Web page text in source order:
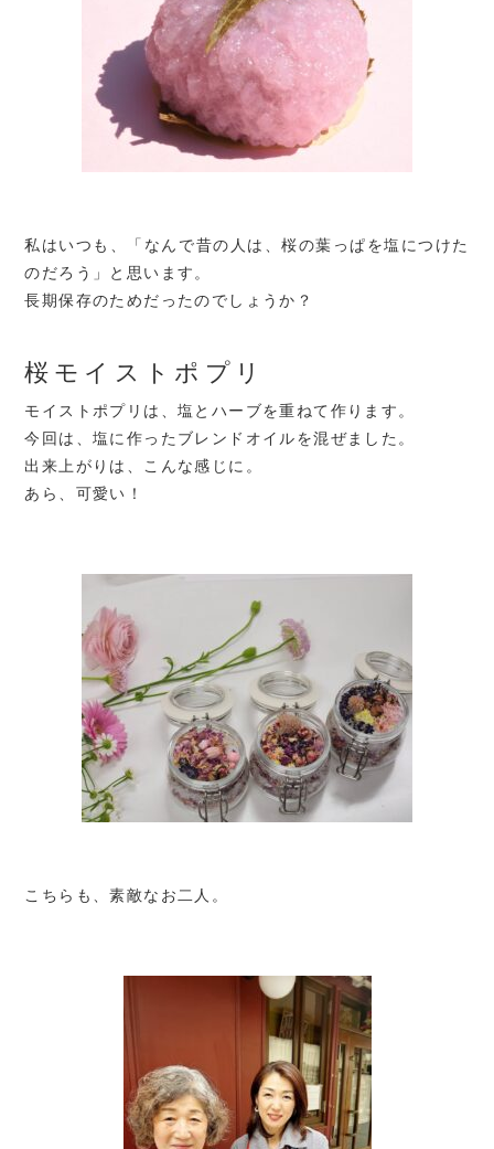
私はいつも、「なんで昔の人は、桜の葉っぱを塩につけた
のだろう」と思います。
長期保存のためだったのでしょうか？
桜モイストポプリ
モイストポプリは、塩とハーブを重ねて作ります。
今回は、塩に作ったブレンドオイルを混ぜました。
出来上がりは、こんな感じに。
あら、可愛い！
こちらも、素敵なお二人。